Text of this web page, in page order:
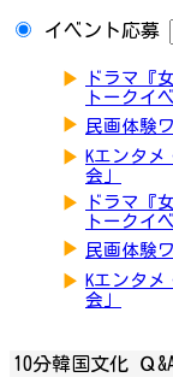
イベント応募
▶
ドラマ『
トークイ
▶ 民画体験
▶ Kエンタメ
会」
▶
ドラマ『
トークイ
▶ 民画体験
▶ Kエンタメ
会」
10分韓国文化 Ｑ